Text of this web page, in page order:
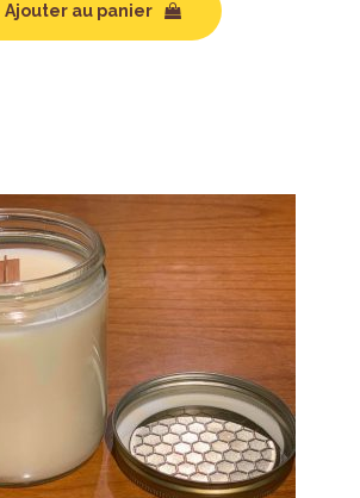
Ajouter au panier